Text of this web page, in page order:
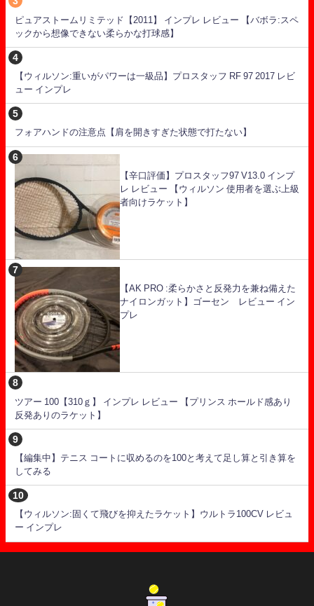
ピュアストームリミテッド【2011】 インプレ レビュー 【バボラ:スペ
ックから想像できない柔らかな打球感】
【ウィルソン:重いがパワーは一級品】プロスタッフ RF 97 2017 レビ
ュー インプレ
フォアハンドの注意点【肩を開きすぎた状態で打たない】
【辛口評価】プロスタッフ97 V13.0 インプ
レ レビュー 【ウィルソン 使用者を選ぶ上級
者向けラケット】
【AK PRO :柔らかさと反発力を兼ね備えた
ナイロンガット】ゴーセン レビュー イン
プレ
ツアー 100【310ｇ】 インプレ レビュー 【プリンス ホールド感あり
反発ありのラケット】
【編集中】テニス コートに収めるのを100と考えて足し算と引き算を
してみる
【ウィルソン:固くて飛びを抑えたラケット】ウルトラ100CV レビュ
ー インプレ